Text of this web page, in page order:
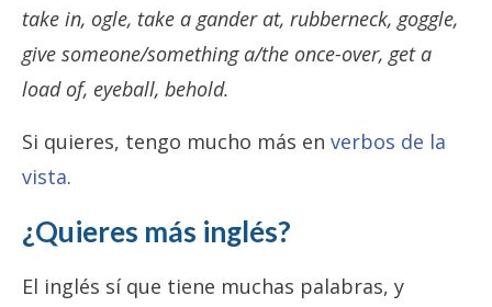
take in, ogle, take a gander at, rubberneck, goggle,
give someone/something a/the once-over, get a
load of, eyeball, behold.
Si quieres, tengo mucho más en verbos de la
vista.
¿Quieres más inglés?
El inglés sí que tiene muchas palabras, y